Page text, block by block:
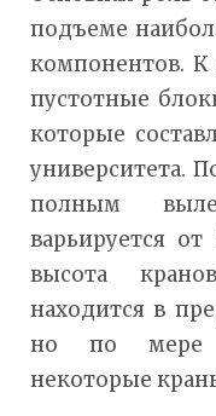
подъеме
компонентов.
пустотные
которые
университета.
полным
варьируется
высота
находится в
но по мере
некоторые